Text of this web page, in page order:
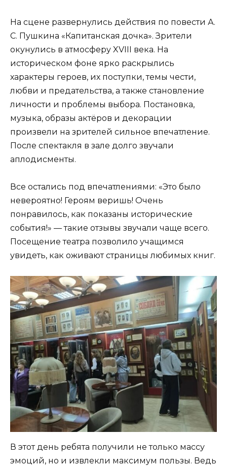
На сцене развернулись действия по повести А.
С. Пушкина «Капитанская дочка». Зрители
окунулись в атмосферу XVIII века. На
историческом фоне ярко раскрылись
характеры героев, их поступки, темы чести,
любви и предательства, а также становление
личности и проблемы выбора. Постановка,
музыка, образы актёров и декорации
произвели на зрителей сильное впечатление.
После спектакля в зале долго звучали
аплодисменты.
Все остались под впечатлениями: «Это было
невероятно! Героям веришь! Очень
понравилось, как показаны исторические
события!» — такие отзывы звучали чаще всего.
Посещение театра позволило учащимся
увидеть, как оживают страницы любимых книг.
В этот день ребята получили не только массу
эмоций, но и извлекли максимум пользы. Ведь